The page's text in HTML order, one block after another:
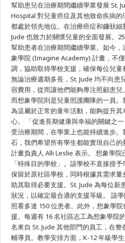
象
學
院
全
方
位
守
護
患
兒
幫助患兒在治療期間繼續學業發展 St.
Hospital 對兒童癌症及其他致命疾病
都處於領先地位。在治療癌症和鐮狀
Jude 也致力於關懷兒童的全面發展。
幫助患者在治療期間繼續學業。如今，
象學院 (Imagine Academy) 計畫，不
調，協助取得學校支援，確保每位兒童
無論治療週期多長，St. Jude 均不向患
宿費用，從而讓他們能夠專注照顧患兒
而想象學院則是兒童照護團隊的一員
為這屬於正常的童年活動，能夠提升
心。 「促進長期健康與幸福的關鍵之
受治療期間，在學業上也能持續進步
石，我們希望所有學生都能實現自己的
計畫負責人 Alli Leslie 表示。 想象學
「特殊目的學校」。該學校不直接授
保留於原社區學校，同時根據其需求
助其取得必要支援。St. Jude 為每位新
狀況，以確定最合適的支援等級。 該
照看多達 150 位患者。此外，想象學
援。每週有 16 名社區志工為想象學院
名來自 St. Jude 其他部門的員工，在
輔導員。教學安排方面，K-12 年級學